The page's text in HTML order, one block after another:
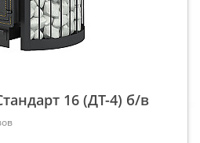
16 (ДТ-4) б/в